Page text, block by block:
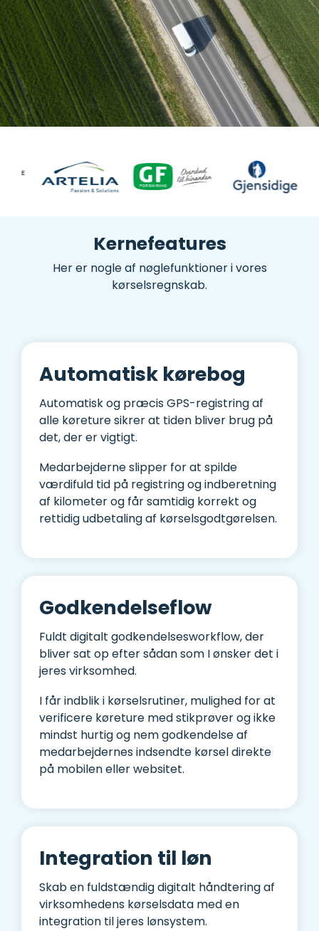
Kernefeatures
Her er nogle af nøglefunktioner i vores
kørselsregnskab.
Automatisk kørebog
Automatisk og præcis GPS-registring af
alle køreture sikrer at tiden bliver brug på
det, der er vigtigt.
Medarbejderne slipper for at spilde
værdifuld tid på registring og indberetning
af kilometer og får samtidig korrekt og
rettidig udbetaling af kørselsgodtgørelsen.
Godkendelse­flow
Fuldt digitalt godkendelsesworkflow, der
bliver sat op efter sådan som I ønsker det i
jeres virksomhed.
I får indblik i kørselsrutiner, mulighed for at
verificere køreture med stikprøver og ikke
mindst hurtig og nem godkendelse af
medarbejdernes indsendte kørsel direkte
på mobilen eller websitet.
Integration til løn
Skab en fuldstændig digitalt håndtering af
virksomhedens kørselsdata med en
integration til jeres lønsystem.